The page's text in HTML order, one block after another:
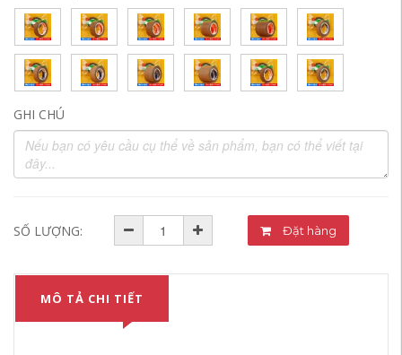
GHI CHÚ
SỐ LƯỢNG: Đặt hàng
MÔ TẢ CHI TIẾT